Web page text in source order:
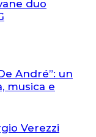
duo
André”: un
musica e
Verezzi